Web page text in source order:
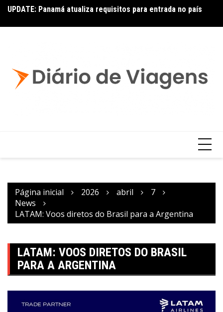
UPDATE: Panamá atualiza requisitos para entrada no país
Página inicial 2026 abril
7
News
LATAM: Voos diretos do Brasil para a Argentina
LATAM: VOOS DIRETOS DO BRASIL
PARA A ARGENTINA